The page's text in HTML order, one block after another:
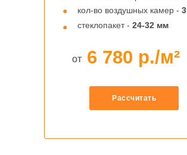
от
Рассчитать
●
●
кол-во воздушных камер - 3
стеклопакет - 24-32 мм
6 780 р./м²